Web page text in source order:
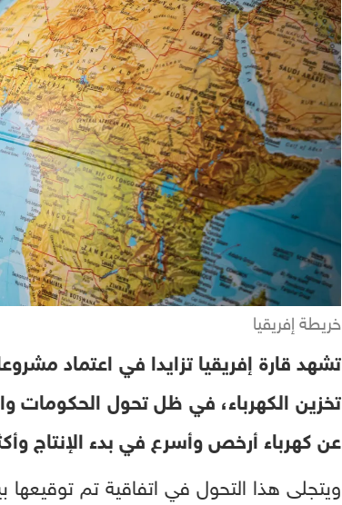
خريطة إفريقيا
تشهد قارة إفريقيا تزايدا في اعتماد
تخزين الكهرباء، في ظل تحول الحكومات
عن كهرباء أرخص وأسرع في بدء الإنتاج
ويتجلى هذا التحول في اتفاقية تم توقيعها